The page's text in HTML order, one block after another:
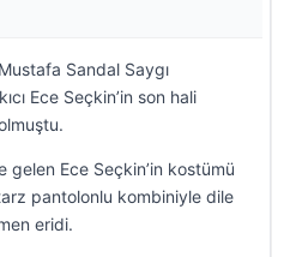
Sandal Saygı
Ece Seçkin’in son hali
Ece Seçkin’in kostümü
pantolonlu kombiniyle dile
eridi.